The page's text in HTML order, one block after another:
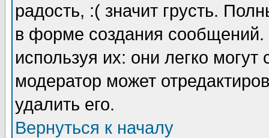
радость, :( значит грусть.
в форме создания сообщений.
используя их: они легко
модератор может
удалить его.
Вернуться к началу